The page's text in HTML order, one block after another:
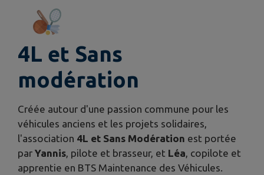
4L et Sans
modération
Créée autour d'une passion commune pour les
véhicules anciens et les projets solidaires,
l'association 4L et Sans Modération est portée
par Yannis, pilote et brasseur, et Léa, copilote et
apprentie en BTS Maintenance des Véhicules.